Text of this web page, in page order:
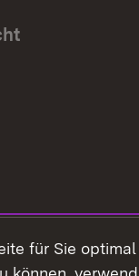
für Sie